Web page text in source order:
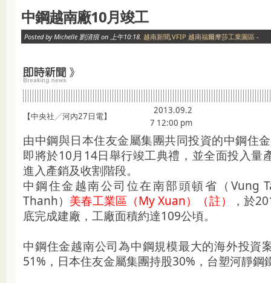
中鋼越南廠10月竣工
Posted by Michelle 劉清痕 on 上午10:18. 越南新聞,VFIP 越南福爾摩莎工業園區 -
【中央社╱河內27日電】
2013.09.2
7 12:00 pm
由中鋼與日本住友金屬集團共同投資的中鋼住
即將於10月14日舉行竣工典禮，並全面投入量
進入產銷及收割階段。
中鋼住金越南公司位在南部頭頓省（Vung
Thanh） 美春工業區（My Xuan）（註）
，於
底完成建廠，工廠面積約達109公頃。
中鋼住金越南公司為中鋼規模最大的海外投資
51%，日本住友金屬集團持股30%，台塑河靜鋼